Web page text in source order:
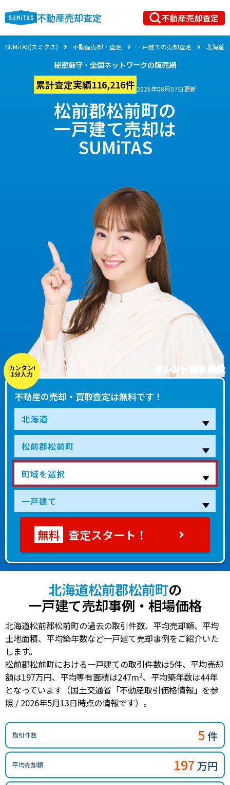
不動産売却査定 不動産売却査定
SUMiTAS(スミタス) 不動産売却・査定 一戸建ての売却査定 北海道
秘密厳守・全国ネットワークの販売網
累計査定実績116,216件 2026年08月07日更新
松前郡松前町の
一戸建て売却は
SUMiTAS
タレント 藤本 美貴
カンタン!
1分入力
不動産の売却・買取査定は無料です！
査定スタート！
北海道松前郡松前町の
一戸建て売却事例・相場価格
北海道松前郡松前町の過去の取引件数、平均売却額、平均
土地面積、平均築年数など一戸建て売却事例をご紹介いた
します。
松前郡松前町における一戸建ての取引件数は5件、 平均売却
額は197万円、 平均専有面積は247m2、 平均築年数は44年
となっています（国土交通省「不動産取引価格情報」を参
照 / 2026年5月13日時点の情報です）。
取引件数 5 件
平均売却額 197 万円